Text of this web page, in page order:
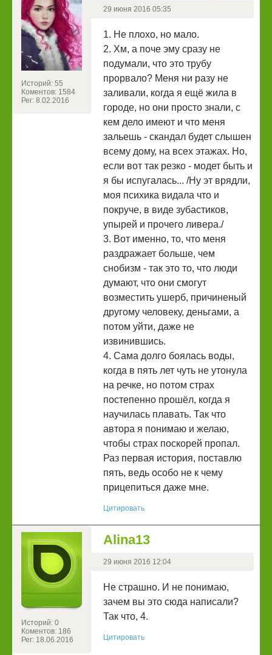
Историй: 55
Коментов: 1584
Рег: 8.02.2016
29 июня 2016 05:35
1. Не плохо, но мало.
2. Хм, а поче эму сразу не
подумали, что это трубу
прорвало? Меня ни разу не
заливали, когда я ещë жила в
городе, но они просто знали, с
кем дело имеют и что меня
зальешь - скандал будет слышен
всему дому, на всех этажах. Но,
если вот так резко - модет быть и
я бы испугалась... /Ну эт врядли,
моя психика видала что и
покруче, в виде зубастиков,
упырей и прочего ливера./
3. Вот именно, то, что меня
раздражает больше, чем
снобизм - так это то, что люди
думают, что они смогут
возместить ушерб, причиненый
другому человеку, деньгами, а
потом уйти, даже не
извинившись.
4. Сама долго боялась воды,
когда в пять лет чуть не утонула
на речке, но потом страх
постепенно прошëл, когда я
научилась плавать. Так что
автора я понимаю и желаю,
чтобы страх поскорей пропал.
Раз первая история, поставлю
пять, ведь особо не к чему
прицепиться даже мне.
Цитировать
Историй: 0
Коментов: 186
Рег: 18.06.2016
Alina13
29 июня 2016 12:04
Не страшно. И не понимаю,
зачем вы это сюда написали?
Так что, 4.
Цитировать